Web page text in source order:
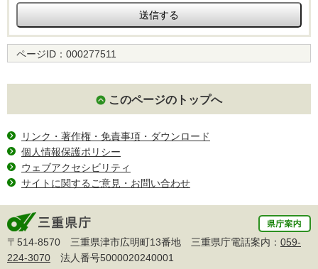
ページID： 000277511
このページのトップへ
リンク・著作権・免責事項・ダウンロード
個人情報保護ポリシー
ウェブアクセシビリティ
サイトに関するご意見・お問い合わせ
〒514-8570 三重県津市広明町13番地 三重県庁電話案内： 059-
224-3070 法人番号5000020240001